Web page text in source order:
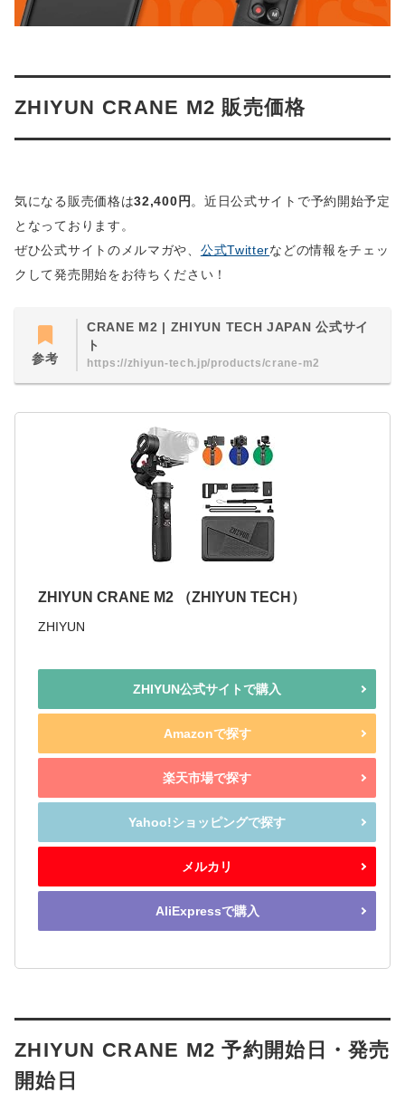
ZHIYUN CRANE M2 販売価格
気になる販売価格は32,400円 。近日公式サイトで予約開始予定
となっております。
ぜひ公式サイトのメルマガや、 公式Twitterなどの情報をチェッ
クして発売開始をお待ちください！
参考
CRANE M2 | ZHIYUN TECH JAPAN 公式サイ
ト
https://zhiyun-tech.jp/products/crane-m2
ZHIYUN CRANE M2 （ZHIYUN TECH）
ZHIYUN
ZHIYUN公式サイトで購入
Amazonで探す
楽天市場で探す
Yahoo!ショッピングで探す
メルカリ
AliExpressで購入
ZHIYUN CRANE M2 予約開始日・発売
開始日